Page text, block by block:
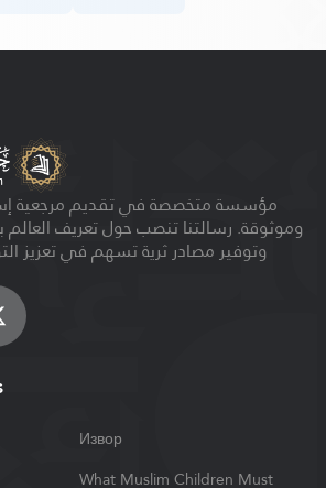
مؤسسة متخصصة في تقديم مرجعية
وموثوقة. رسالتنا تنصب حول تعريف العالم
وتوفير مصادر ثرية تسهم في تعزيز
Извор
What Muslim Children Must